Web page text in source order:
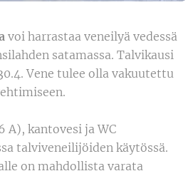
voi harrastaa veneilyä vedessä
satamassa. Talvikausi
Vene tulee olla vakuutettu
A), kantovesi ja WC
talviveneilijöiden käytössä.
on mahdollista varata